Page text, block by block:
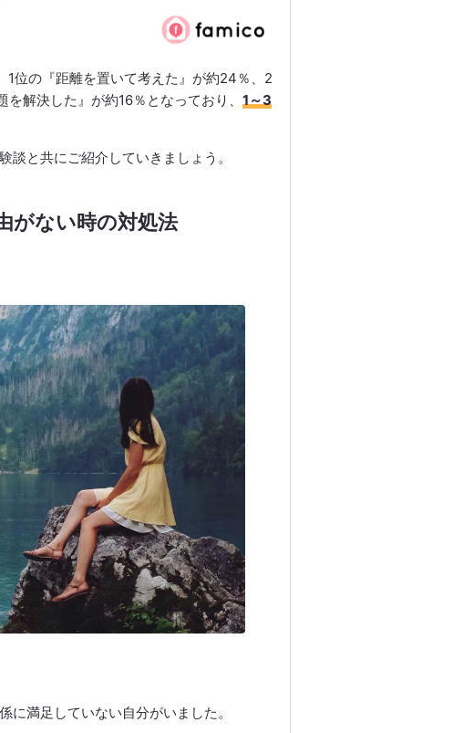
位の『距離を置いて考えた』が約24％、2
解決した』が約16％となっており、 1～3
と共にご紹介していきましょう。
がない時の対処法
満足していない自分がいました。